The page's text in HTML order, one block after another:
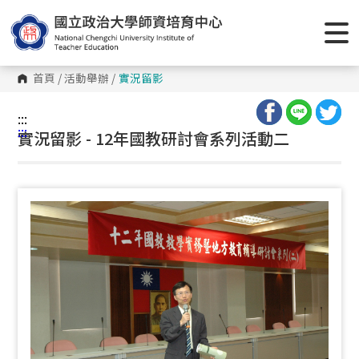
到
主
要
內
容
區 首頁 /活動舉辦 / 實況留影
:::
:::
實況留影 - 12年國教研討會系列活動二